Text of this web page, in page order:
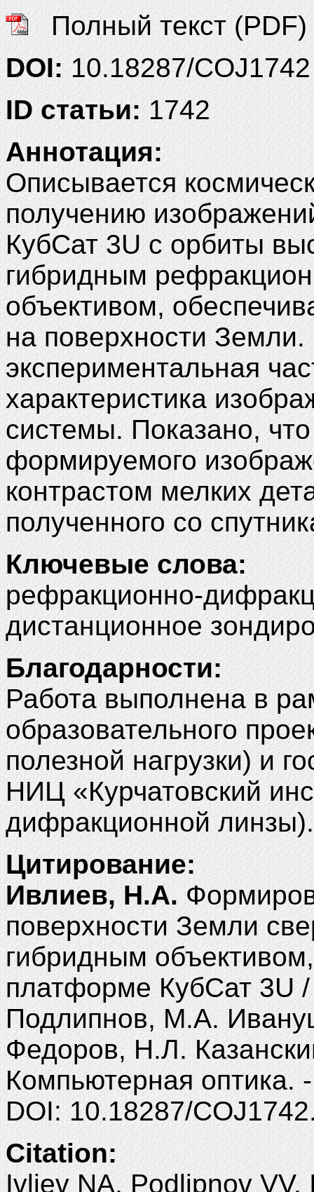
Полный текст (PDF)
DOI:10.18287/COJ1742
ID статьи:1742
Аннотация:
Описывается
получению
КубСат 3U с орбиты
гибридным
объективом,
на поверхности
экспериментальная
характеристика
системы. Показано,
формируемого
контрастом мелких
полученного со
Ключевые слова:
рефракционно-
дистанционное
Благодарности:
Работа выполнена в
образовательного
полезной нагрузки) и
НИЦ «Курчатовский
дифракционной линзы).
Цитирование:
Ивлиев, Н.А.
поверхности Земли
гибридным
платформе КубСат 3U
Подлипнов, М.А.
Федоров, Н.Л.
Компьютерная
DOI: 10.18287/
Citation:
Ivliev NA, Podlipnov VV,